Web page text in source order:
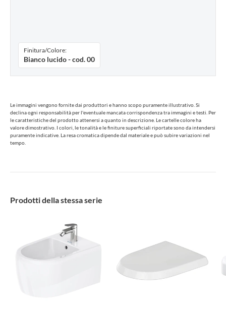
Finitura/Colore:
Bianco lucido - cod. 00
Le immagini vengono fornite dai produttori e hanno scopo puramente illustrativo. Si
declina ogni responsabilità per l'eventuale mancata corrispondenza tra immagini e testi. Per
le caratteristiche del prodotto attenersi a quanto in descrizione. Le cartelle colore ha
valore dimostrativo. I colori, le tonalità e le finiture superficiali riportate sono da intendersi
puramente indicative. La resa cromatica dipende dal materiale e può subire variazioni nel
tempo.
Prodotti della stessa serie